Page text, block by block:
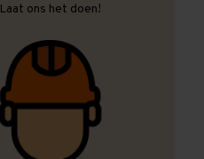
Laat ons het doen!